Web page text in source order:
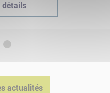
détails
actualités